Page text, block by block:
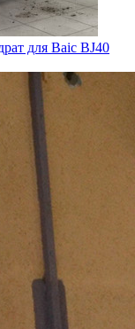
для Baic BJ40